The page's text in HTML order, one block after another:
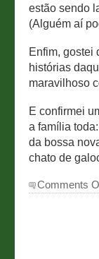
estão sendo
(Alguém aí
Enfim, gostei
histórias
maravilhoso
E confirmei
a família
da bossa
chato de
Comments